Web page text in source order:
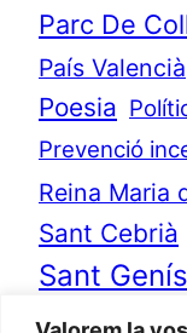
Parc De
País Valencià
Poesia
Prevenció
Reina Maria
Sant Cebrià
Sant
Sant Jeroni